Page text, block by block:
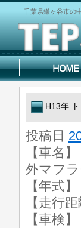
千葉県鎌ヶ谷市の
H13年
投稿日
【車名
外マフ
【年式
【走行
【車検